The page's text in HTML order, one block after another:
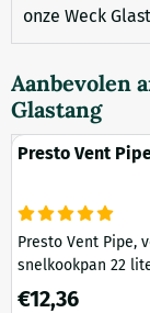
onze Weck
Aanbevolen
Glastang
Presto Vent
Presto Vent Pipe,
snelkookpan 22
Prijs: 12,36
€12,36